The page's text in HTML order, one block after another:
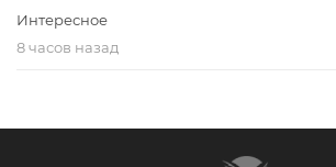
Интересное
8 часов назад